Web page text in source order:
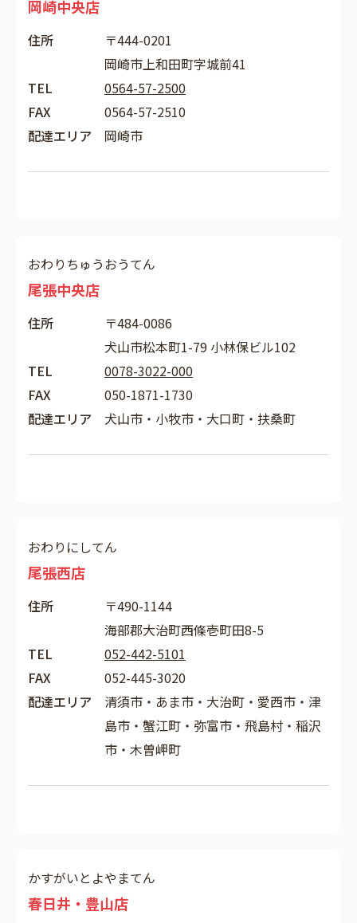
岡崎中央店
住所
〒444-0201
岡崎市上和田町字城前41
TEL
0564-57-2500
FAX
0564-57-2510
配達エリア
岡崎市
おわりちゅうおうてん
尾張中央店
住所
〒484-0086
犬山市松本町1-79 小林保ビル102
TEL
0078-3022-000
FAX
050-1871-1730
配達エリア
犬山市・小牧市・大口町・扶桑町
おわりにしてん
尾張西店
住所
〒490-1144
海部郡大治町西條壱町田8-5
TEL
052-442-5101
FAX
052-445-3020
配達エリア
清須市・あま市・大治町・愛西市・津
島市・蟹江町・弥富市・飛島村・稲沢
市・木曽岬町
かすがいとよやまてん
春日井・豊山店